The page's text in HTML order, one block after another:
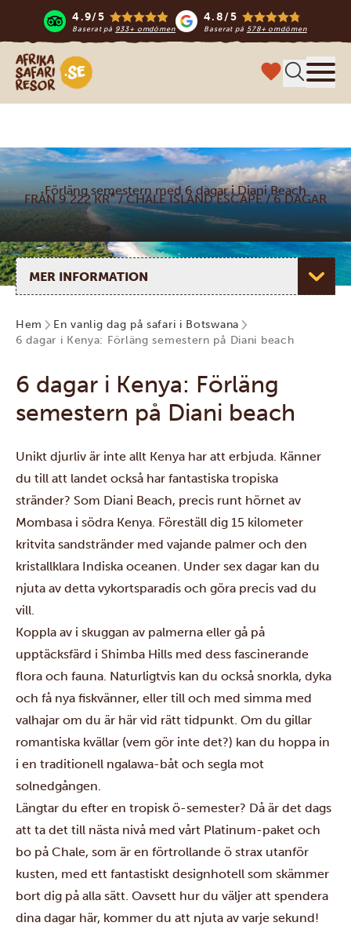
4.9/5
Baserat på 933+ omdömen
4.8/5
Baserat på 578+ omdömen
Safari-resor i Afrika
Förläng semestern med 6 dagar i Diani Beach
FRÅN 9 222 KR*/ CHALE ISLAND ESCAPE / 6 DAGAR
Välj sida
Hem
En vanlig dag på safari i Botswana
6 dagar i Kenya: Förläng semestern på Diani beach
6 dagar i Kenya: Förläng
semestern på Diani beach
Unikt djurliv är inte allt Kenya har att erbjuda. Känner
du till att landet också har fantastiska tropiska
stränder? Som Diani Beach, precis runt hörnet av
Mombasa i södra Kenya. Föreställ dig 15 kilometer
kritvita sandstränder med vajande palmer och den
kristallklara Indiska oceanen. Under sex dagar kan du
njuta av detta vykortsparadis och göra precis vad du
vill.
Koppla av i skuggan av palmerna eller gå på
upptäcksfärd i Shimba Hills med dess fascinerande
flora och fauna. Naturligtvis kan du också snorkla, dyka
och få nya fiskvänner, eller till och med simma med
valhajar om du är här vid rätt tidpunkt. Om du gillar
romantiska kvällar (vem gör inte det?) kan du hoppa in
i en traditionell ngalawa-båt och segla mot
solnedgången.
Längtar du efter en tropisk ö-semester? Då är det dags
att ta det till nästa nivå med vårt Platinum-paket och
bo på Chale, som är en förtrollande ö strax utanför
kusten, med ett fantastiskt designhotell som skämmer
bort dig på alla sätt. Oavsett hur du väljer att spendera
dina dagar här, kommer du att njuta av varje sekund!